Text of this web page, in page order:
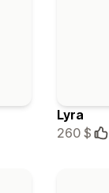
Lyra
260 $